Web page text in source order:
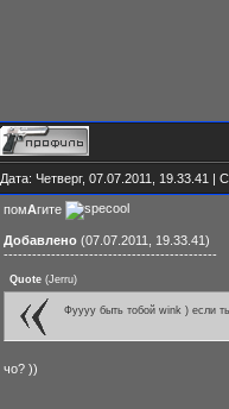
Дата: Четверг, 07.07.2011, 19.33.41 |
помАгите
Добавлено (07.07.2011, 19.33.41)
---------------------------------------------
Quote (Jerru)
Фуууу быть тобой wink ) если
чо? ))